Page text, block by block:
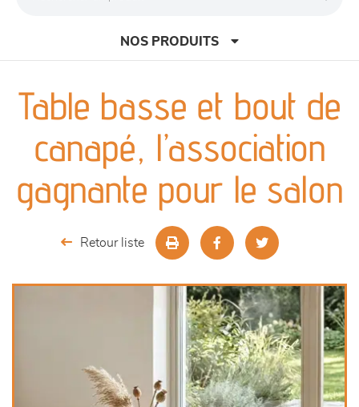
NOS PRODUITS
canapés et fauteuils
séjours
meubles de complément
chambres et dressing
Table basse et bout de
canapé, l’association
gagnante pour le salon
Retour liste